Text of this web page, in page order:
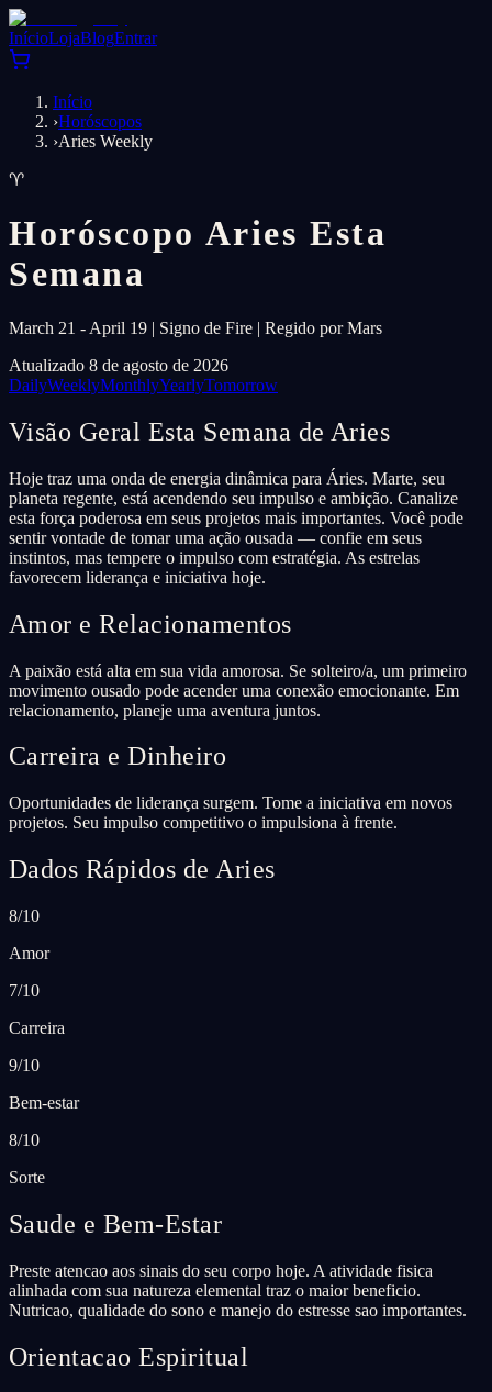
InícioLojaBlogEntrar
Início
›Horóscopos
›Aries Weekly
♈
Horóscopo Aries Esta
Semana
March 21 - April 19 | Signo de Fire | Regido por Mars
Atualizado 8 de agosto de 2026
DailyWeeklyMonthlyYearlyTomorrow
Visão Geral Esta Semana de Aries
Hoje traz uma onda de energia dinâmica para Áries. Marte, seu
planeta regente, está acendendo seu impulso e ambição. Canalize
esta força poderosa em seus projetos mais importantes. Você pode
sentir vontade de tomar uma ação ousada — confie em seus
instintos, mas tempere o impulso com estratégia. As estrelas
favorecem liderança e iniciativa hoje.
Amor e Relacionamentos
A paixão está alta em sua vida amorosa. Se solteiro/a, um primeiro
movimento ousado pode acender uma conexão emocionante. Em
relacionamento, planeje uma aventura juntos.
Carreira e Dinheiro
Oportunidades de liderança surgem. Tome a iniciativa em novos
projetos. Seu impulso competitivo o impulsiona à frente.
Dados Rápidos de Aries
8/10
Amor
7/10
Carreira
9/10
Bem-estar
8/10
Sorte
Saude e Bem-Estar
Preste atencao aos sinais do seu corpo hoje. A atividade fisica
alinhada com sua natureza elemental traz o maior beneficio.
Nutricao, qualidade do sono e manejo do estresse sao importantes.
Orientacao Espiritual